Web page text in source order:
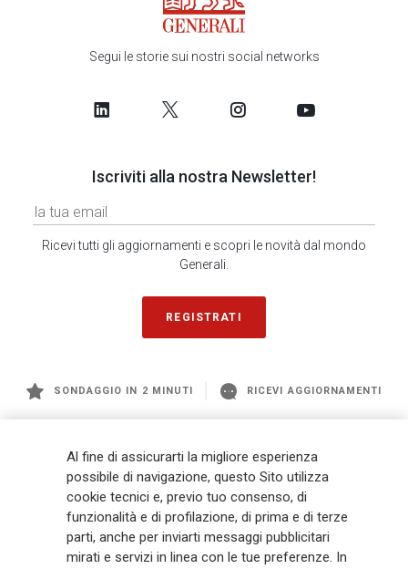
Segui le storie sui nostri social networks
Iscriviti alla nostra Newsletter!
Ricevi tutti gli aggiornamenti e scopri le novità dal mondo
Generali.
REGISTRATI
SONDAGGIO IN 2 MINUTI RICEVI AGGIORNAMENTI
management a livello globale, con premi complessivi pari a € 98,1
miliardi e € 900 miliardi di AUM nel 2025. Fondato nel 1831, con oltre 88
mila dipendenti e 163 mila agenti che servono 75 milioni di clienti, il
Gruppo ha una posizione di leadership in Europa e una presenza
crescente in Asia e America. Al centro della strategia di Generali c'è il suo
impegno Lifetime Partner verso i clienti, realizzato attraverso soluzioni
Al fine di assicurarti la migliore esperienza
possibile di navigazione, questo Sito utilizza
cookie tecnici e, previo tuo consenso, di
funzionalità e di profilazione, di prima e di terze
parti, anche per inviarti messaggi pubblicitari
mirati e servizi in linea con le tue preferenze. In